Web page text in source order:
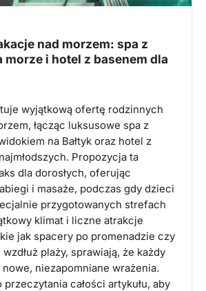
nad morzem: spa z
morze i hotel z basenem dla
wyjątkową ofertę rodzinnych
łącząc luksusowe spa z
na Bałtyk oraz hotel z
Propozycja ta
dla dorosłych, oferując
i masaże, podczas gdy dzieci
przygotowanych strefach
klimat i liczne atrakcje
jak spacery po promenadzie czy
plaży, sprawiają, że każdy
niezapomniane wrażenia.
przeczytania całości artykułu, aby